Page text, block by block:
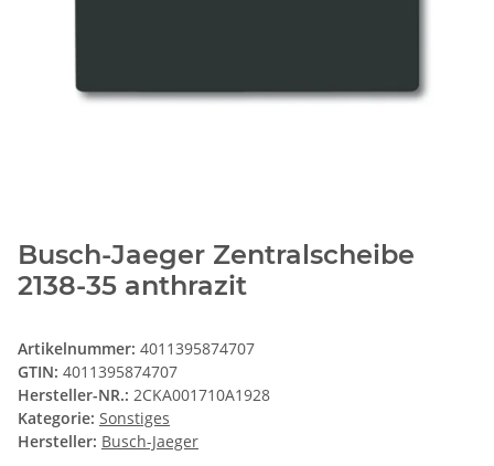
Busch-Jaeger Zentralscheibe
2138-35 anthrazit
Artikelnummer: 4011395874707
GTIN: 4011395874707
Hersteller-NR.: 2CKA001710A1928
Kategorie: Sonstiges
Hersteller: Busch-Jaeger